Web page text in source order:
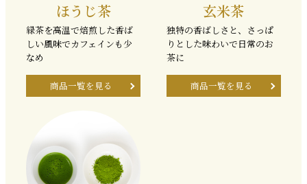
ほうじ茶
緑茶を高温で焙煎した香ば
しい風味でカフェインも少
なめ
商品一覧を見る
玄米茶
独特の香ばしさと、さっぱ
りとした味わいで日常のお
茶に
商品一覧を見る